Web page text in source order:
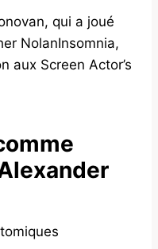
qui a joué
NolanInsomnia,
aux Screen Actor’s